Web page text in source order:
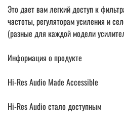
Это дает вам легкий доступ к
частоты, регуляторам усиления и
(разные для каждой модели
Информация о продукте
Hi-Res Audio Made Accessible
Hi-Res Audio стало доступным